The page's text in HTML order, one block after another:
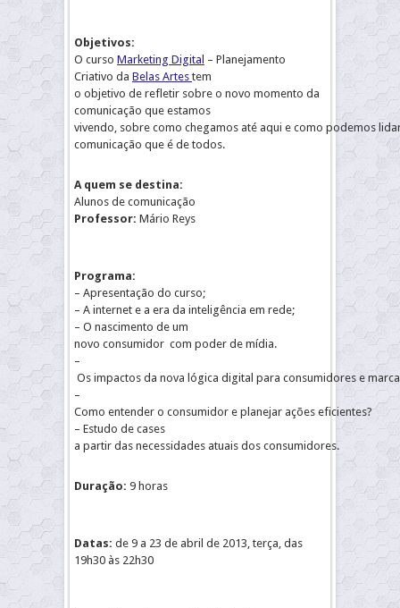
Objetivos:
O curso Marketing Digital – Planejamento
Criativo da Belas Artes tem
o objetivo de refletir sobre o novo momento da
comunicação que estamos
vivendo, sobre como chegamos até aqui e como podemos
comunicação que é de todos.
A quem se destina:
Alunos de comunicação
Professor: Mário Reys
Programa:
– Apresentação do curso;
– A internet e a era da inteligência em rede;
– O nascimento de um
novo consumidor com poder de mídia.
–
Os impactos da nova lógica digital para consumidores e
–
Como entender o consumidor e planejar ações eficientes?
– Estudo de cases
a partir das necessidades atuais dos consumidores.
Duração: 9 horas
Datas: de 9 a 23 de abril de 2013, terça, das
19h30 às 22h30